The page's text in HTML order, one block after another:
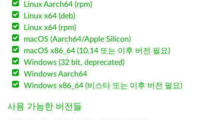
Linux Aarch64 (rpm)
Linux x64 (deb)
Linux x64 (rpm)
macOS (Aarch64/Apple Silicon)
macOS x86_64 (10.14 또는 이후 버전 필요)
Windows (32 bit, deprecated)
Windows Aarch64
Windows x86_64 (비스타 또는 이후 버전 필요)
사용 가능한 버전들